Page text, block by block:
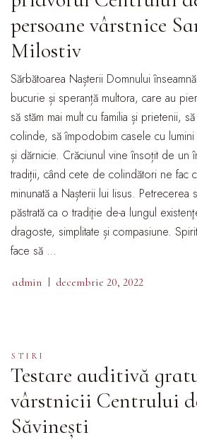
persoane vârstnice
Milostiv
Sărbătoarea Nașterii Domnului
bucurie și speranță multora, care au
să stăm mai mult cu familia și prietenii,
colinde, să împodobim casele cu
și dărnicie. Crăciunul vine însoțit de un
tradiții, când cete de colindători ne fac
minunată a Nașterii lui Iisus.
păstrată ca o tradiţie de-a lungul
dragoste, simplitate și compasiune.
face să …
admin decembrie 20, 2022
STIRI
Testare auditivă
vârstnicii Centrului
Săvinești